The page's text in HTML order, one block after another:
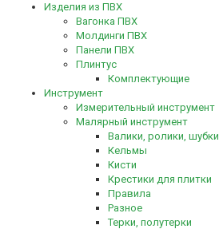
Изделия из ПВХ
Вагонка ПВХ
Молдинги ПВХ
Панели ПВХ
Плинтус
Комплектующие
Инструмент
Измерительный инструмент
Малярный инструмент
Валики, ролики, шубки
Кельмы
Кисти
Крестики для плитки
Правила
Разное
Терки, полутерки